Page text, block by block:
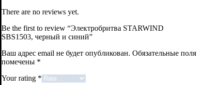
There are no reviews yet.
Be the first to review “Электробритва STARWIND
SBS1503, черный и синий”
Ваш адрес email не будет опубликован. Обязательные поля
помечены *
Your rating *